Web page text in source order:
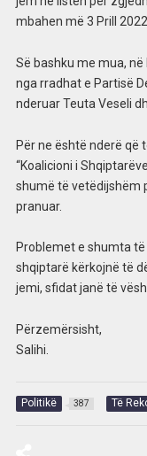
mbahen më 3 Prill 2022.
Së bashku me mua, në
nga rradhat e Partisë
nderuar Teuta Veseli
Për ne është nderë që
“Koalicioni i
shumë të vetëdijshëm
pranuar.
Problemet e shumta
shqiptarë kërkojnë të
jemi, sfidat janë të
Përzemërsisht,
Salihi.
Politikë 387 Të